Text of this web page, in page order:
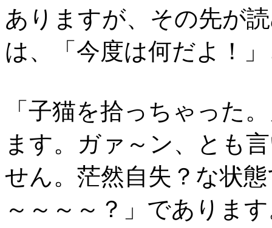
ありますが、その先が
は、「今度は何だよ！
「子猫を拾っちゃった
ます。ガァ～ン、とも
せん。茫然自失？な状
～～～～？」でありま